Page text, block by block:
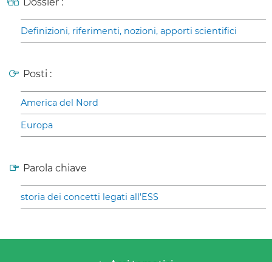
Dossier :
Definizioni, riferimenti, nozioni, apporti scientifici
Posti :
America del Nord
Europa
Parola chiave
storia dei concetti legati all’ESS